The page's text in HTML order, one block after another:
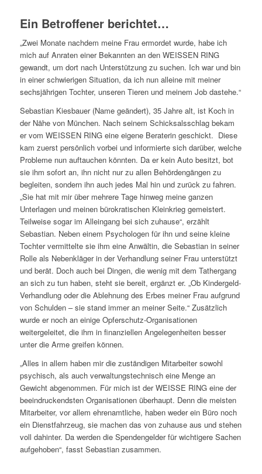
Ein Betroffener berichtet…
„Zwei Monate nachdem meine Frau ermordet wurde, habe ich
mich auf Anraten einer Bekannten an den WEISSEN RING
gewandt, um dort nach Unterstützung zu suchen. Ich war und bin
in einer schwierigen Situation, da ich nun alleine mit meiner
sechsjährigen Tochter, unseren Tieren und meinem Job dastehe.“
Sebastian Kiesbauer (Name geändert), 35 Jahre alt, ist Koch in
der Nähe von München. Nach seinem Schicksalsschlag bekam
er vom WEISSEN RING eine eigene Beraterin geschickt. Diese
kam zuerst persönlich vorbei und informierte sich darüber, welche
Probleme nun auftauchen könnten. Da er kein Auto besitzt, bot
sie ihm sofort an, ihn nicht nur zu allen Behördengängen zu
begleiten, sondern ihn auch jedes Mal hin und zurück zu fahren.
„Sie hat mit mir über mehrere Tage hinweg meine ganzen
Unterlagen und meinen bürokratischen Kleinkrieg gemeistert.
Teilweise sogar im Alleingang bei sich zuhause“, erzählt
Sebastian. Neben einem Psychologen für ihn und seine kleine
Tochter vermittelte sie ihm eine Anwältin, die Sebastian in seiner
Rolle als Nebenkläger in der Verhandlung seiner Frau unterstützt
und berät. Doch auch bei Dingen, die wenig mit dem Tathergang
an sich zu tun haben, steht sie bereit, ergänzt er. „Ob Kindergeld-
Verhandlung oder die Ablehnung des Erbes meiner Frau aufgrund
von Schulden – sie stand immer an meiner Seite.“ Zusätzlich
wurde er noch an einige Opferschutz-Organisationen
weitergeleitet, die ihm in finanziellen Angelegenheiten besser
unter die Arme greifen können.
„Alles in allem haben mir die zuständigen Mitarbeiter sowohl
psychisch, als auch verwaltungstechnisch eine Menge an
Gewicht abgenommen. Für mich ist der WEISSE RING eine der
beeindruckendsten Organisationen überhaupt. Denn die meisten
Mitarbeiter, vor allem ehrenamtliche, haben weder ein Büro noch
ein Dienstfahrzeug, sie machen das von zuhause aus und stehen
voll dahinter. Da werden die Spendengelder für wichtigere Sachen
aufgehoben“, fasst Sebastian zusammen.